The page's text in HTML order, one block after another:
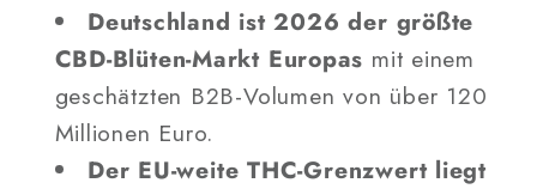
Deutschland ist 2026 der größte
CBD-Blüten-Markt Europas mit einem
geschätzten B2B-Volumen von über 120
Millionen Euro.
Der EU-weite THC-Grenzwert liegt